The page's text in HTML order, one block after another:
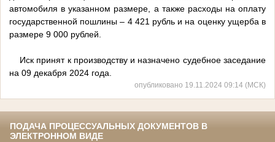
автомобиля в указанном размере, а также расходы на оплату
государственной пошлины – 4 421 рубль и на оценку ущерба в
размере 9 000 рублей.
Иск принят к производству и назначено судебное заседание
на 09 декабря 2024 года.
опубликовано 19.11.2024 09:14 (МСК)
ПОДАЧА ПРОЦЕССУАЛЬНЫХ ДОКУМЕНТОВ В
ЭЛЕКТРОННОМ ВИДЕ